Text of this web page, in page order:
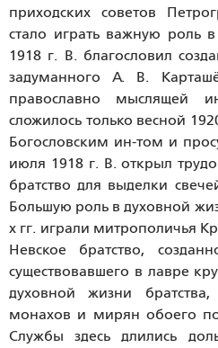
приходских советов
стало играть важную роль
1918 г. В. благословил
задуманного А. В.
православно мыслящей
сложилось только весной
Богословским ин-том и
июля 1918 г. В. открыл
братство для выделки
Большую роль в духовной
х гг. играли митрополичья
Невское братство,
существовавшего в лавре
духовной жизни
монахов и мирян обоего
Службы здесь длились